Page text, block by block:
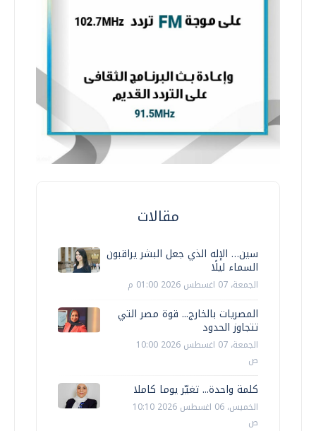
مقالات
سين… الإله الذي جعل البشر يراقبون
السماء ليلًا
الجمعة، 07 اغسطس 2026 01:00 م
المصريات بالخارج... قوة مصر التي
تتجاوز الحدود
الجمعة، 07 اغسطس 2026 10:00
ص
كلمة واحدة... تغيّر يوما كاملا
الخميس، 06 اغسطس 2026 10:10
ص